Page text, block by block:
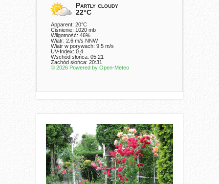
Partly cloudy
22°C
Apparent: 20°C
Ciśnienie: 1020 mb
Wilgotność: 46%
Wiatr: 2.6 m/s NNW
Wiatr w porywach: 9.5 m/s
UV-Index: 0.4
Wschód słońca: 05:21
Zachód słońca: 20:31
© 2026 Powered by Open-Meteo